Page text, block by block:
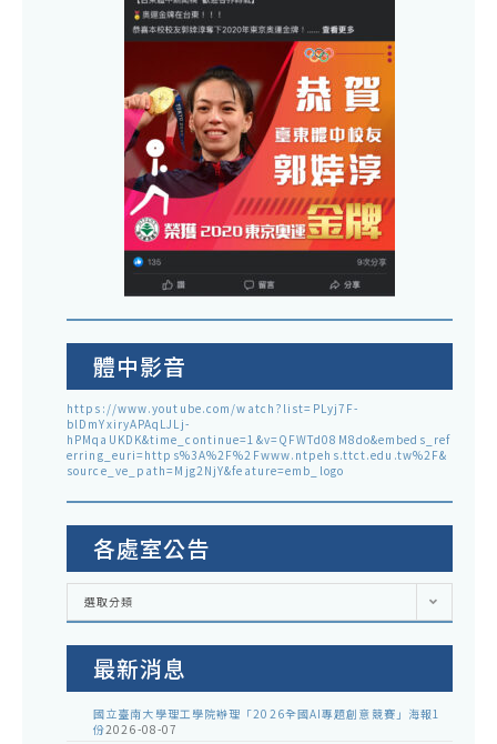
體中影音
https://www.youtube.com/watch?list=PLyj7F-
blDmYxiryAPAqLJLj-
hPMqaUKDK&time_continue=1&v=QFWTd08M8do&embeds_ref
erring_euri=https%3A%2F%2Fwww.ntpehs.ttct.edu.tw%2F&
source_ve_path=Mjg2NjY&feature=emb_logo
各處室公告
各
室
選取分類
最新消息
國立臺南大學理工學院辦理「2026全國AI專題創意競賽」海報1
份2026-08-07